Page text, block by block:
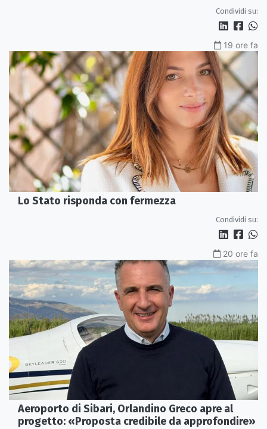
Condividi su:
19 ore fa
Lo Stato risponda con fermezza
Condividi su:
20 ore fa
Aeroporto di Sibari, Orlandino Greco apre al
progetto: «Proposta credibile da approfondire»